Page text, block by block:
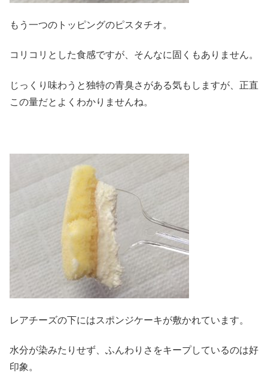
もう一つのトッピングのピスタチオ。
コリコリとした食感ですが、そんなに固くもありません。
じっくり味わうと独特の青臭さがある気もしますが、正直
この量だとよくわかりませんね。
レアチーズの下にはスポンジケーキが敷かれています。
水分が染みたりせず、ふんわりさをキープしているのは好
印象。